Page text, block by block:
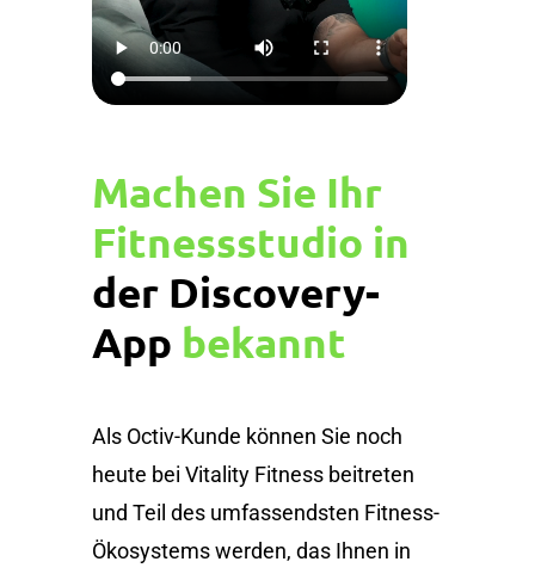
Machen Sie Ihr
Fitnessstudio in
der Discovery-
App bekannt
Als Octiv-Kunde können Sie noch
heute bei Vitality Fitness beitreten
und Teil des umfassendsten Fitness-
Ökosystems werden, das Ihnen in